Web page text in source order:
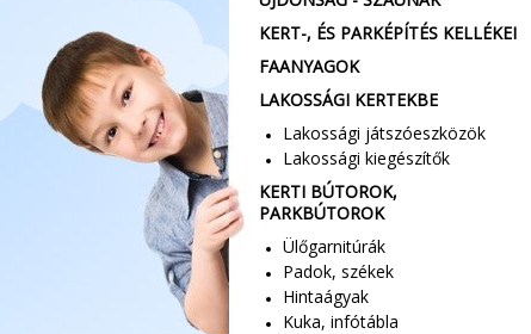
KERT-, ÉS PARKÉPÍTÉS KELLÉKEI
FAANYAGOK
LAKOSSÁGI KERTEKBE
Lakossági játszóeszközök
Lakossági kiegészítők
KERTI BÚTOROK,
PARKBÚTOROK
Ülőgarnitúrák
Padok, székek
Hintaágyak
Kuka, infótábla